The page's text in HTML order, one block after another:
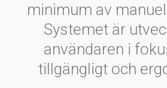
minimum av
Systemet är
användaren i
tillgängligt och